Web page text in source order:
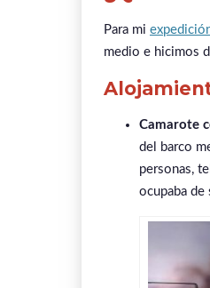
Para mi
medio e hicimos
Camarote
del barco
personas,
ocupaba de